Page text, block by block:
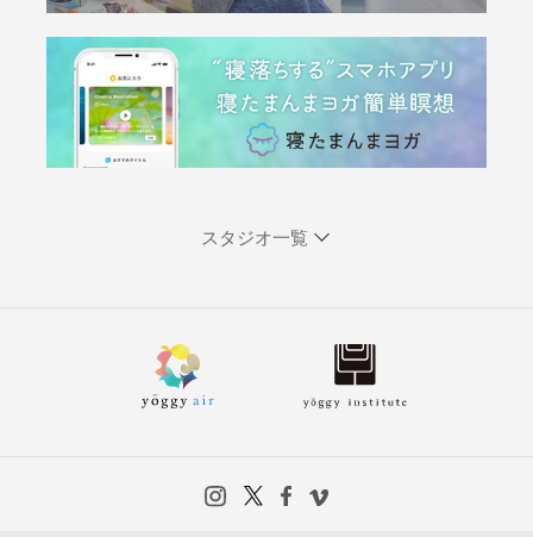
スタジオ一覧